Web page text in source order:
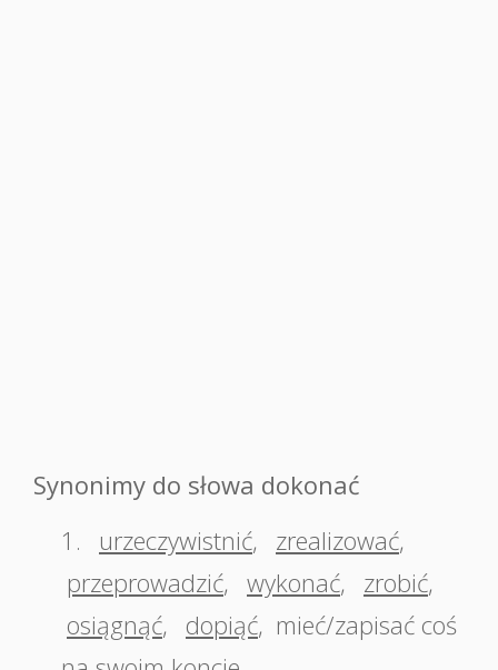
Synonimy do słowa dokonać
1.
urzeczywistnić, zrealizować,
przeprowadzić, wykonać, zrobić,
osiągnąć, dopiąć, mieć/zapisać coś